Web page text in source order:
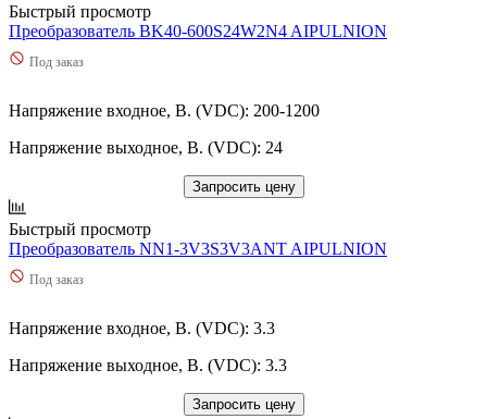
Быстрый просмотр
Преобразователь BK40-600S24W2N4 AIPULNION
Под заказ
Напряжение входное, В. (VDC): 200-1200
Напряжение выходное, В. (VDC): 24
Запросить цену
Быстрый просмотр
Преобразователь NN1-3V3S3V3ANT AIPULNION
Под заказ
Напряжение входное, В. (VDC): 3.3
Напряжение выходное, В. (VDC): 3.3
Запросить цену